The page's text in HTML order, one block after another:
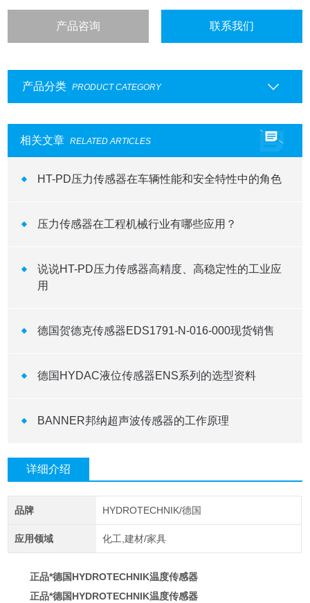
产品咨询 联系我们
产品分类 PRODUCT CATEGORY
相关文章 RELATED ARTICLES
HT-PD压力传感器在车辆性能和安全特性中的角色
压力传感器在工程机械行业有哪些应用？
说说HT-PD压力传感器高精度、高稳定性的工业应
用
德国贺德克传感器EDS1791-N-016-000现货销售
德国HYDAC液位传感器ENS系列的选型资料
BANNER邦纳超声波传感器的工作原理
详细介绍
品牌 HYDROTECHNIK/德国
应用领域 化工,建材/家具
正品*德国HYDROTECHNIK温度传感器
正品*德国HYDROTECHNIK温度传感器